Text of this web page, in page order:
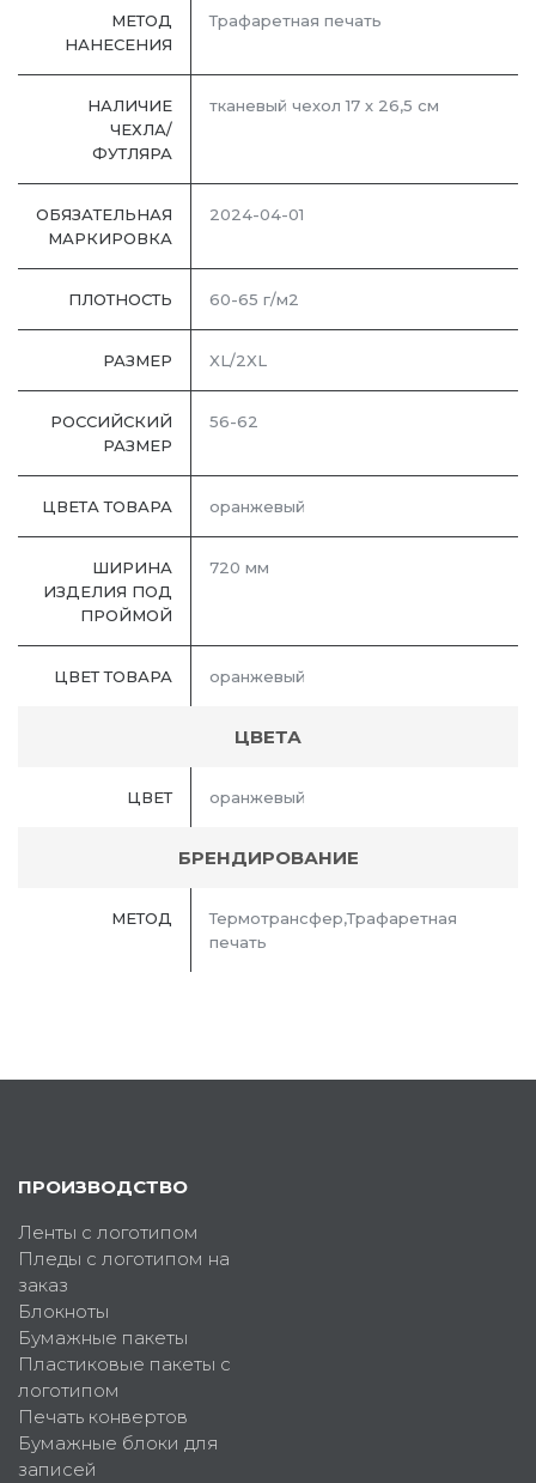
МЕТОД
НАНЕСЕНИЯ
Трафаретная печать
НАЛИЧИЕ
ЧЕХЛА/
ФУТЛЯРА
тканевый чехол 17 х 26,5 см
ОБЯЗАТЕЛЬНАЯ
МАРКИРОВКА
2024-04-01
ПЛОТНОСТЬ 60-65 г/м2
РАЗМЕР XL/2XL
РОССИЙСКИЙ
РАЗМЕР
56-62
ЦВЕТА ТОВАРА оранжевый
ШИРИНА
ИЗДЕЛИЯ ПОД
ПРОЙМОЙ
720 мм
ЦВЕТ ТОВАРА оранжевый
ЦВЕТА
ЦВЕТ оранжевый
БРЕНДИРОВАНИЕ
МЕТОД
Термотрансфер,Трафаретная
печать
ПРОИЗВОДСТВО
Ленты с логотипом
Пледы с логотипом на
заказ
Блокноты
Бумажные пакеты
Пластиковые пакеты с
логотипом
Печать конвертов
Бумажные блоки для
записей